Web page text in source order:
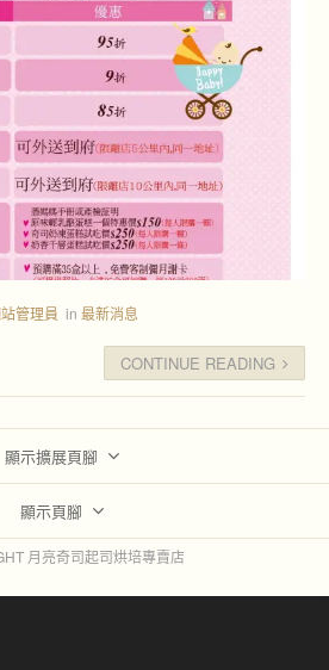
管理員 in 最新消息
CONTINUE READING
顯示擴展頁腳
顯示頁腳
月亮奇司起司烘培專賣店